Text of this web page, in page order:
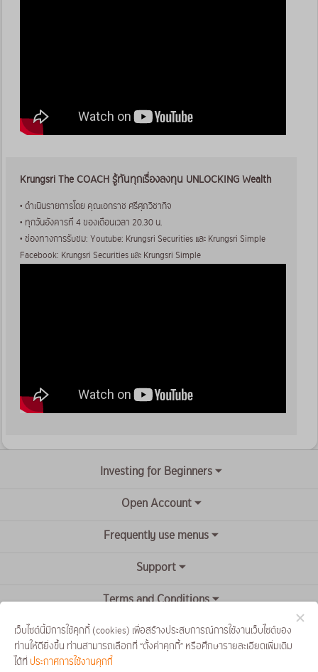
Krungsri The COACH รู้ทันทุกเรื่องลงทุน UNLOCKING Wealth
• ดำเนินรายการโดย คุณเอกราช ศรีศุภวิชากิจ
• ทุกวันอังคารที่ 4 ของเดือนเวลา 20.30 น.
• ช่องทางการรับชม: Youtube: Krungsri Securities และ Krungsri Simple
Facebook: Krungsri Securities และ Krungsri Simple
Investing for Beginners
Open Account
Frequently use menus
Support
Terms and Conditions
เว็บไซต์นี้มีการใช้คุกกี้ (cookies) เพื่อสร้างประสบการณ์การใช้งานเว็บไซต์ของ
ท่านให้ดียิ่งขึ้น ท่านสามารถเลือกที่ “ตั้งค่าคุกกี้” หรือศึกษารายละเอียดเพิ่มเติม
ได้ที่ ประกาศการใช้งานคุกกี้